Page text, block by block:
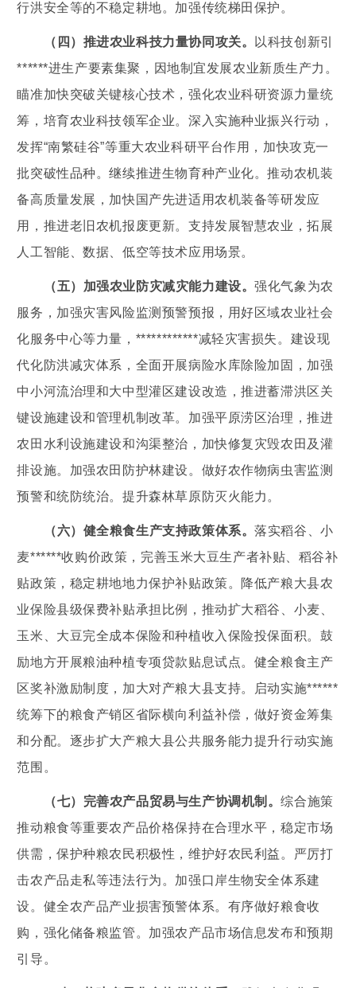
行洪安全等的不稳定耕地。加强传统梯田保护。
（四）推进农业科技力量协同攻关。
以科技创新引
******进生产要素集聚，因地制宜发展农业新质生产力。
瞄准加快突破关键核心技术，强化农业科研资源力量统
筹，培育农业科技领军企业。深入实施种业振兴行动，
发挥“南繁硅谷”等重大农业科研平台作用，加快攻克一
批突破性品种。继续推进生物育种产业化。推动农机装
备高质量发展，加快国产先进适用农机装备等研发应
用，推进老旧农机报废更新。支持发展智慧农业，拓展
人工智能、数据、低空等技术应用场景。
（五）加强农业防灾减灾能力建设。强化气象为农
服务，加强灾害风险监测预警预报，用好区域农业社会
化服务中心等力量，************减轻灾害损失。建设现
代化防洪减灾体系，全面开展病险水库除险加固，加强
中小河流治理和大中型灌区建设改造，推进蓄滞洪区关
键设施建设和管理机制改革。加强平原涝区治理，推进
农田水利设施建设和沟渠整治，加快修复灾毁农田及灌
排设施。加强农田防护林建设。做好农作物病虫害监测
预警和统防统治。提升森林草原防灭火能力。
（六）健全粮食生产支持政策体系。落实稻谷、小
麦******收购价政策，完善玉米大豆生产者补贴、稻谷补
贴政策，稳定耕地地力保护补贴政策。降低产粮大县农
业保险县级保费补贴承担比例，推动扩大稻谷、小麦、
玉米、大豆完全成本保险和种植收入保险投保面积。鼓
励地方开展粮油种植专项贷款贴息试点。健全粮食主产
区奖补激励制度，加大对产粮大县支持。启动实施******
统筹下的粮食产销区省际横向利益补偿，做好资金筹集
和分配。逐步扩大产粮大县公共服务能力提升行动实施
范围。
（七）完善农产品贸易与生产协调机制。综合施策
推动粮食等重要农产品价格保持在合理水平，稳定市场
供需，保护种粮农民积极性，维护好农民利益。严厉打
击农产品走私等违法行为。加强口岸生物安全体系建
设。健全农产品产业损害预警体系。有序做好粮食收
购，强化储备粮监管。加强农产品市场信息发布和预期
引导。